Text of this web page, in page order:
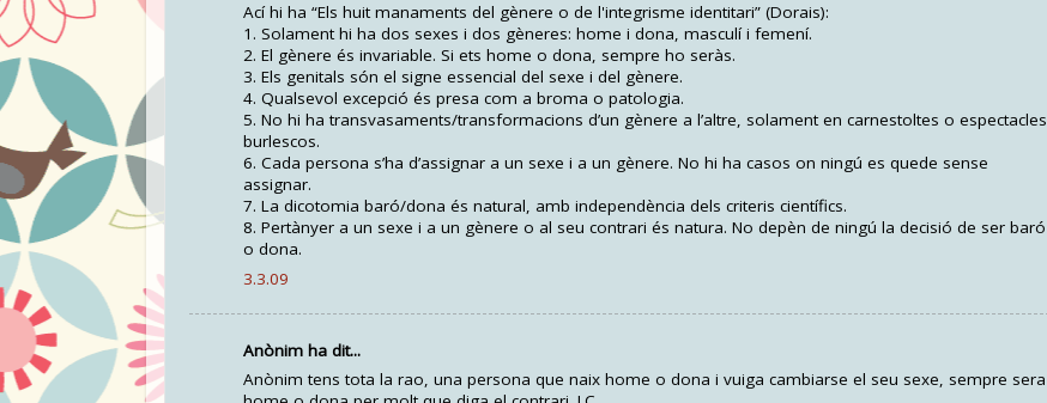
Ací hi ha “Els huit manaments del gènere o de l'integrisme identitari” (Dorais):
1. Solament hi ha dos sexes i dos gèneres: home i dona, masculí i femení.
2. El gènere és invariable. Si ets home o dona, sempre ho seràs.
3. Els genitals són el signe essencial del sexe i del gènere.
4. Qualsevol excepció és presa com a broma o patologia.
5. No hi ha transvasaments/transformacions d’un gènere a l’altre, solament en carnestoltes o espectacles
burlescos.
6. Cada persona s’ha d’assignar a un sexe i a un gènere. No hi ha casos on ningú es quede sense
assignar.
7. La dicotomia baró/dona és natural, amb independència dels criteris científics.
8. Pertànyer a un sexe i a un gènere o al seu contrari és natura. No depèn de ningú la decisió de ser baró
o dona.
3.3.09
Anònim ha dit...
Anònim tens tota la rao, una persona que naix home o dona i vuiga cambiarse el seu sexe, sempre sera